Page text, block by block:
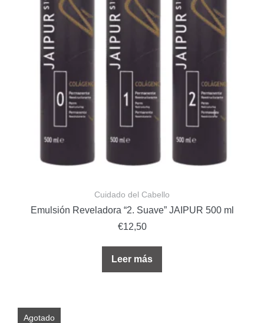
Cuidado del Cabello
Emulsión Reveladora “2. Suave” JAIPUR 500 ml
€12,50
Leer más
Agotado